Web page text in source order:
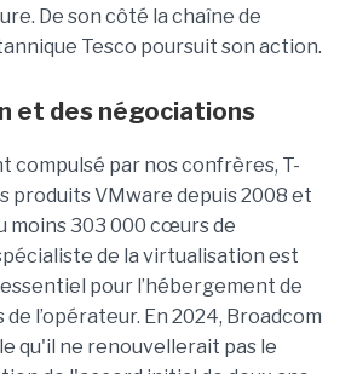
De son côté la chaîne de
Tesco poursuit son action.
et des négociations
compulsé par nos confrères, T-
produits VMware depuis 2008 et
moins 303 000 cœurs de
de la virtualisation est
pour l’hébergement de
l’opérateur. En 2024, Broadcom
qu'il ne renouvellerait pas le